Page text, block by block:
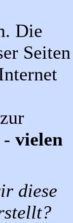
Die
Seiten
- vielen
diese